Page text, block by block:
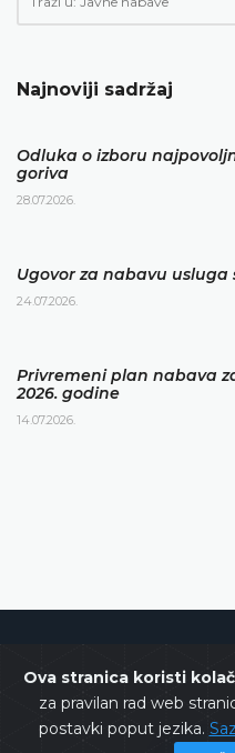
Ova stranica koristi
za pravilan rad web
postavki poput jezika.
Najnoviji sadržaj
Odluka o izboru
goriva
28.07.2026.
Ugovor za nabavu
24.07.2026.
Privremeni plan nabava
2026. godine
14.07.2026.